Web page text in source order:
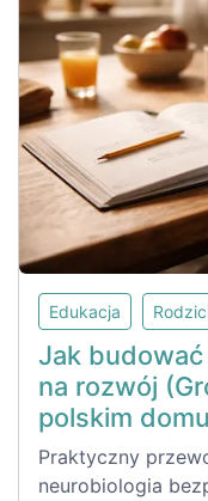
Edukacja
Jak
na rozwój
polskim
Praktyczny
neurobiologia